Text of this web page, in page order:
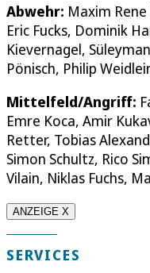
Abwehr: Maxim
Eric Fucks, Dominik
Kievernagel,
Pönisch, Philip
Mittelfeld/Angriff:
Emre Koca, Amir
Retter, Tobias
Simon Schultz, Rico
Vilain, Niklas Fuchs,
ANZEIGE X
SERVICES